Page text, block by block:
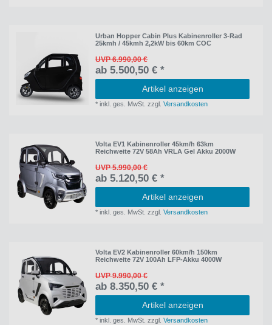
Urban Hopper Cabin Plus Kabinenroller 3-Rad
25kmh / 45kmh 2,2kW bis 60km COC
UVP 6.990,00 €
ab 5.500,50 € *
Artikel anzeigen
*inkl. ges. MwSt. zzgl.Versandkosten
Volta EV1 Kabinenroller 45km/h 63km
Reichweite 72V 58Ah VRLA Gel Akku 2000W
UVP 5.990,00 €
ab 5.120,50 € *
Artikel anzeigen
*inkl. ges. MwSt. zzgl.Versandkosten
Volta EV2 Kabinenroller 60km/h 150km
Reichweite 72V 100Ah LFP-Akku 4000W
UVP 9.990,00 €
ab 8.350,50 € *
Artikel anzeigen
*inkl. ges. MwSt. zzgl.Versandkosten